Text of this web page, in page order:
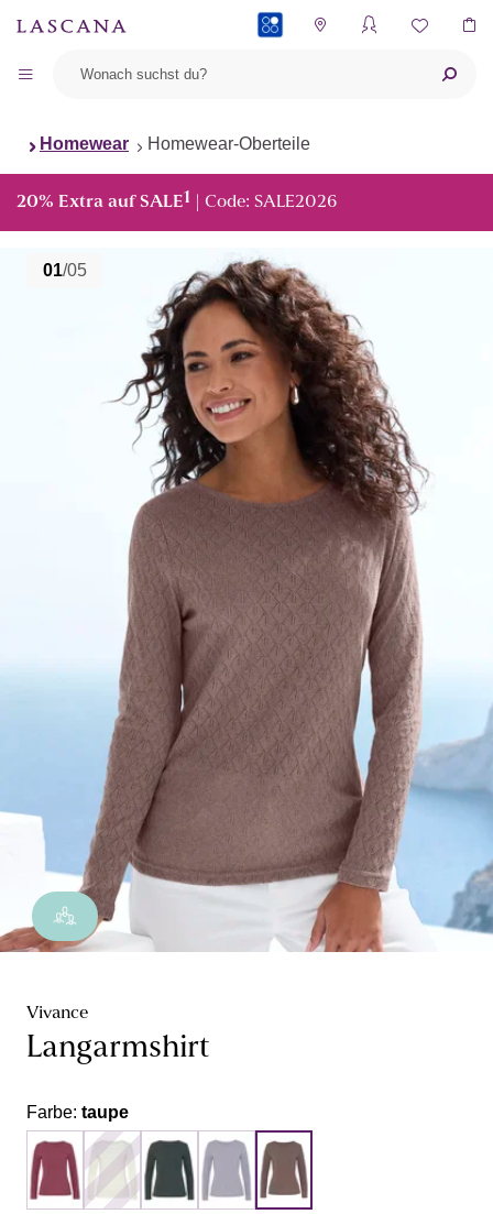
Homewear Homewear-Oberteile
20% Extra auf SALE1 | Code: SALE2026
01/05
Vivance
Langarmshirt
Farbe: taupe